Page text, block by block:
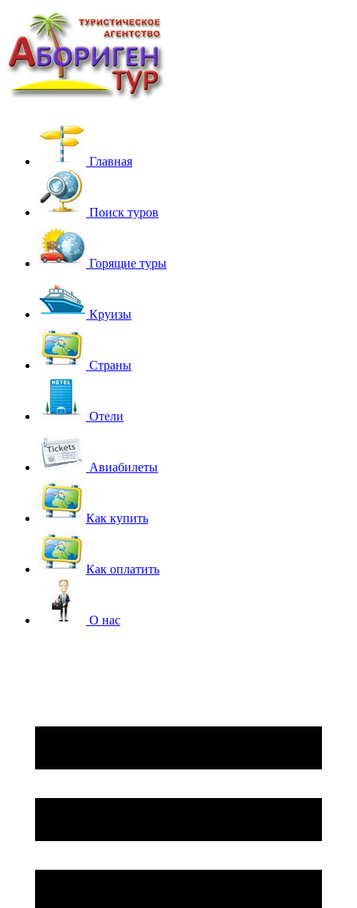
Главная
Поиск туров
Горящие туры
Круизы
Страны
Отели
Авиабилеты
Как купить
Как оплатить
О нас